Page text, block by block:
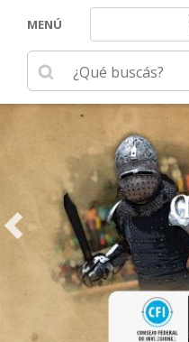
MENÚ Navegar
Ingrese su búsqueda